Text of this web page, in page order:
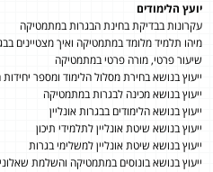
יועץ הלימודים
עקרונות בבדיקת בחינת הבגרות במתמטיקה
מיהו תלמיד מלומד במתמטיקה ואיך מצטיינים
שיעור פרטי, מורה פרטי במתמטיקה
ייעוץ בנושא בחירת מסלול הלימוד ומספר יחידות
ייעוץ בנושא מכינה לבגרות במתמטיקה
ייעוץ בנושא הלימודים בבגרות אונליין
ייעוץ בנושא שיטת אונליין לתלמידי תיכון
ייעוץ בנושא שיטת אונליין למשלימי בגרות
ייעוץ בנושא בונוסים במתמטיקה והשלמת